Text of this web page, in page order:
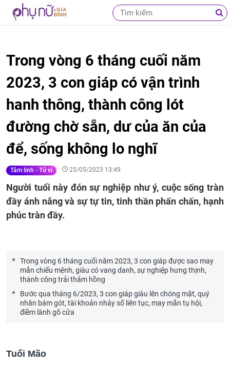
Trong vòng 6 tháng cuối năm
2023, 3 con giáp có vận trình
hanh thông, thành công lót
đường chờ sẵn, dư của ăn của
để, sống không lo nghĩ
Tâm linh - Tử vi 25/05/2023 13:49
Người tuổi này đón sự nghiệp như ý, cuộc sống tràn
đầy ánh nắng và sự tự tin, tinh thần phấn chấn, hạnh
phúc tràn đầy.
Trong vòng 6 tháng cuối năm 2023, 3 con giáp được sao may
mắn chiếu mệnh, giàu có vang danh, sự nghiệp hưng thịnh,
thành công trải thảm hồng
Bước qua tháng 6/2023, 3 con giáp giàu lên chóng mặt, quý
nhân bám gót, tài khoản nhảy số liên tục, may mắn tụ hội,
điềm lành gõ cửa
Tuổi Mão